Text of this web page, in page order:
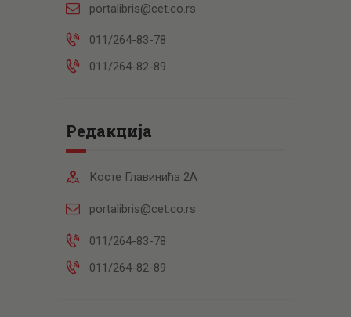
portalibris@cet.co.rs
011/264-83-78
011/264-82-89
Редакција
Косте Главинића 2А
portalibris@cet.co.rs
011/264-83-78
011/264-82-89